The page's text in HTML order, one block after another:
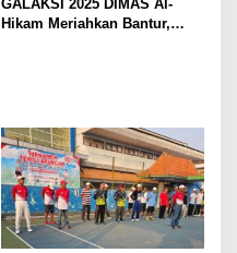
GALAKSI 2025 DIMAS Al-
Hikam Meriahkan Bantur,